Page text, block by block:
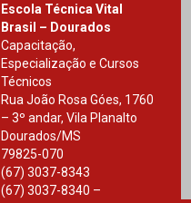
Escola Técnica Vital
Brasil – Dourados
Capacitação,
Especialização e Cursos
Técnicos
Rua João Rosa Góes, 1760
– 3º andar, Vila Planalto
Dourados/MS
79825-070
(67) 3037-8343
(67) 3037-8340 –